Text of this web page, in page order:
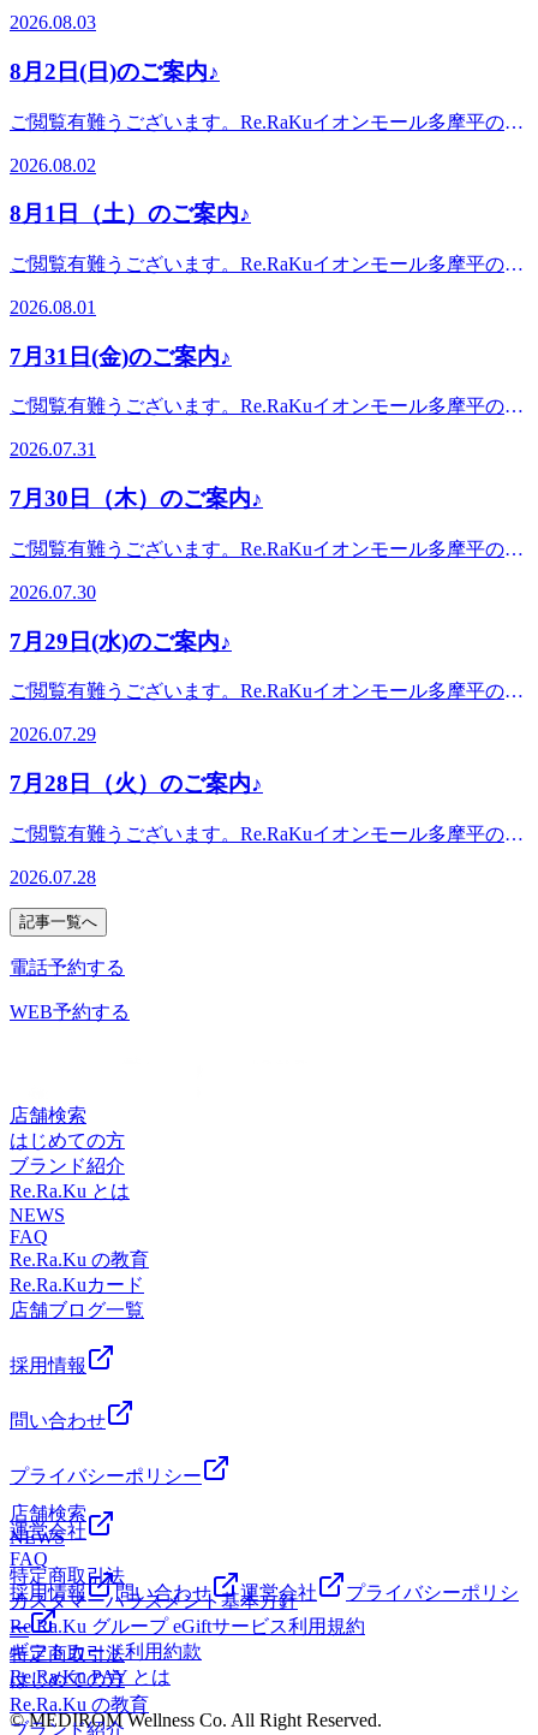
いますでしょうか？お楽しみの前後にはぜひ「ボディケア」
*.。・*.。・*.。・*.。・*.。・。 。。・*.。・*.。・*『肩甲
ケア♪〈営業時間〉終日:10時00分～21時(20時20分最終受付)
3FRe.Ra.Ku イオンモール多摩平の森店〈アクセス〉JR中央
線豊田駅から徒歩5分八王子駅・日野駅・立川駅からもアク
セス◎高幡不動・南平からは車でのご利用がオススメ♪飛鳥
ドライビングスクール・多摩平図書館から徒歩10分圏内。
〈電話番号〉042-843-1147 ※オンラインで△や×と表示され
ていてもご案内出来る場合があります。お気軽にお問い合わ
ッチ』を取り入れたリラク系ボディケア♪〈営業時間〉終
2-4-1 イオンモール多摩平の森3FRe.Ra.Ku イオンモール多摩
平の森店〈アクセス〉JR中央線豊田駅から徒歩5分八王子
駅・日野駅・立川駅からもアクセス◎高幡不動・南平からは
平図書館から徒歩10分圏内。〈電話番号〉042-843-1147※オ
ります。お気軽にお問い合わせください^^
*.。・*8月3日(月) 空き情報のお知らせです!以下の時間帯に
空きがございます。10:10-21:00がご案内可能となっておりま
す。。・*.。・*.。・*.。・*.。・*.。・。。・*.。・*.。・*
様ですね。いかがお過ごしでしょうか？夏の暑さで疲れやす
かったり、のぼせたりする方もいらっしゃると思います。そ
んな方にオススメなのが「爽快ヘッドスパ」です。マイナス
5℃の泡のパチパチのスプレーでスッキリ血行促進！アロマ
の香りでリラックス！この機会にぜひお試しください(^^♪良
い1日をお過ごしください♪・*.。・*.。・*.。・*.。・
ッチ』を取り入れたリラク系ボディケア♪〈営業時間〉終
2-4-1 イオンモール多摩平の森3FRe.Ra.Ku イオンモール多摩
駅・日野駅・立川駅からもアクセス◎高幡不動・南平からは
平図書館から徒歩10分圏内。〈電話番号〉042-843-1147 ※
オンラインで△や×と表示されていてもご案内出来る場合が
あります。お気軽にお問い合わせください^^
2026.08.03
8月2日(日)のご案内♪
ご閲覧有難うございます。Re.RaKuイオンモール多摩平の森
*.。・*8月2日(日) 空き情報のお知らせです!以下の時間帯に
空きがございます。10:10-17:00がご案内可能となっておりま
す。。・*.。・*.。・*.。・*.。・*.。・。。・*.。・*.。・*
すね。いかがお過ごしでしょうか？この時期になると、道々
に「なす」や「きゅうり」に割りばしを刺した動物の置物を
ひ整えにいらしてください。本日も空きがございます。ぜひ
お越しください(^^♪・*.。・*.。・*.。・*.。・*.。・。
。。・*.。・*.。・*『肩甲骨ケア&amp;骨盤ストレッチ』を
～21時(20時20分最終受付)〈住所〉日野市多摩平2-4-1 イオン
〈アクセス〉JR中央線豊田駅から徒歩5分八王子駅・日野
利用がオススメ♪飛鳥ドライビングスクール・多摩平図書館
ンで△や×と表示されていてもご案内出来る場合がありま
す。お気軽にお問い合わせください^^
2026.08.02
8月1日（土）のご案内♪
ご閲覧有難うございます。Re.RaKuイオンモール多摩平の森
*.。・*8月1日(土) 空き情報のお知らせです!以下の時間帯に
空きがございます。12:00--21:00がご案内可能となっており
ます。。・*.。・*.。・*.。・*.。・*.。・。。・*.。・
まりましたね。いかがお過ごしでしょうか？リラクの夏の風
物詩「爽快ヘッドスパ」の季節です！まだお試しではない方
泡でアロマの香りで「ひんやりリラックス」頭だけでなくフ
ットケアやハンドケアにもお付けできます。本日もまだ空き
がございます。ぜひお越しください(^^♪良い1日をお過ごし
*.。・*『肩甲骨ケア&amp;骨盤ストレッチ』を取り入れたリ
20分最終受付)〈住所〉日野市多摩平2-4-1 イオンモール多摩
JR中央線豊田駅から徒歩5分八王子駅・日野駅・立川駅から
♪飛鳥ドライビングスクール・多摩平図書館から徒歩10分圏
内。〈電話番号〉042-843-1147 ※オンラインで△や×と表示
されていてもご案内出来る場合があります。お気軽にお問い
合わせください^^
2026.08.01
7月31日(金)のご案内♪
ご閲覧有難うございます。Re.RaKuイオンモール多摩平の森
*.。・*7月31日(金) 空き情報のお知らせです!以下の時間帯に
空きがございます。11:50-21:00がご案内可能となっておりま
す。。・*.。・*.。・*.。・*.。・*.。・。。・*.。・*.。・
*『肩甲骨ケア&amp;骨盤ストレッチ』を取り入れたリラク
系ボディケア♪〈営業時間〉終日:10時00分～21時(20時20分
森3FRe.Ra.Ku イオンモール多摩平の森店〈アクセス〉JR中
央線豊田駅から徒歩5分八王子駅・日野駅・立川駅からもア
クセス◎高幡不動・南平からは車でのご利用がオススメ♪飛
〈電話番号〉042-843-1147※オンラインで△や×と表示され
せください^^
2026.07.31
7月30日（木）のご案内♪
ご閲覧有難うございます。Re.RaKuイオンモール多摩平の森
*.。・*7月30日(木) 空き情報のお知らせです!以下の時間帯に
空きがございます。11:00--21:00がご案内可能となっており
ます。。・*.。・*.。・*.。・*.。・*.。・。。・*.。・
い日が続きますね。いかがお過ごしでしょうか？7月も約1ヵ
月位…そろそろお疲れを感じるころではないでしょうか？こ
り自律神経も乱れがちです。この機会にボディケアを受けて
「巡り」を良くしていきたいですね！本日まだ空きがござい
ます(^_-)-☆ぜひお越しください(^^♪良い1日をお過ごしくだ
*『肩甲骨ケア&amp;骨盤ストレッチ』を取り入れたリラク
最終受付)〈住所〉日野市多摩平2-4-1 イオンモール多摩平の
央線豊田駅から徒歩5分八王子駅・日野駅・立川駅からもア
クセス◎高幡不動・南平からは車でのご利用がオススメ♪飛
鳥ドライビングスクール・多摩平図書館から徒歩10分圏内。
せください^^
2026.07.30
7月29日(水)のご案内♪
ご閲覧有難うございます。Re.RaKuイオンモール多摩平の森
*.。・*7月29日(水) 空き情報のお知らせです!以下の時間帯に
空きがございます。10:10-12:4014:00-17:0018:00-20:00 がご案
内可能となっております。。・*.。・*.。・*.。・*.。・
*.。・。 。。・*.。・*.。・*『肩甲骨ケア&amp;骨盤ストレ
ッチ』を取り入れたリラク系ボディケア♪〈営業時間〉終
日:10時00分～21時(20時20分最終受付)〈住所〉日野市多摩平
2-4-1 イオンモール多摩平の森3FRe.Ra.Ku イオンモール多摩
平の森店〈アクセス〉JR中央線豊田駅から徒歩5分八王子
駅・日野駅・立川駅からもアクセス◎高幡不動・南平からは
平図書館から徒歩10分圏内。〈電話番号〉042-843-1147※オ
2026.07.29
7月28日（火）のご案内♪
ご閲覧有難うございます。Re.RaKuイオンモール多摩平の森
*.。・*7月28日(火) 空き情報のお知らせです!以下の時間帯に
空きがございます。12:00--21:00がご案内可能となっており
ます。。・*.。・*.。・*.。・*.。・*.。・。。・*.。・
*.。・*こんにちは。本日ブログ担当のオオタです。昨日は
が付くと7月もあと少し、もう夏のお出かけはされました
ひお越しください(^^♪良い1日をお過ごしください♪・*.。・
*.。・*.。・*.。・*.。・。 。。・*.。・*.。・*『肩甲骨ケ
ア&amp;骨盤ストレッチ』を取り入れたリラク系ボディケア
♪〈営業時間〉終日:10時00分～21時(20時20分最終受付)〈住
所〉日野市多摩平2-4-1 イオンモール多摩平の森3FRe.Ra.Ku
イオンモール多摩平の森店〈アクセス〉JR中央線豊田駅か
ら徒歩5分八王子駅・日野駅・立川駅からもアクセス◎高幡
不動・南平からは車でのご利用がオススメ♪飛鳥ドライビン
グスクール・多摩平図書館から徒歩10分圏内。〈電話番号〉
内出来る場合があります。お気軽にお問い合わせください^^
2026.07.28
記事一覧へ
電話予約する
WEB予約する
店舗検索
はじめての方
ブランド紹介
Re.Ra.Ku とは
NEWS
FAQ
Re.Ra.Ku の教育
Re.Ra.Kuカード
店舗ブログ一覧
採用情報
問い合わせ
プライバシーポリシー
運営会社
特定商取引法
カスタマーハラスメント基本方針
Re.Ra.Ku グループ eGiftサービス利用規約
ギフトカード利用約款
Re.Ra.Ku PAY とは
© MEDIROM Wellness Co. All Right Reserved.
店舗検索
NEWS
FAQ
採用情報
問い合わせ 運営会社
プライバシーポリシ
ー
特定商取引法
はじめての方
Re.Ra.Ku の教育
ブランド紹介